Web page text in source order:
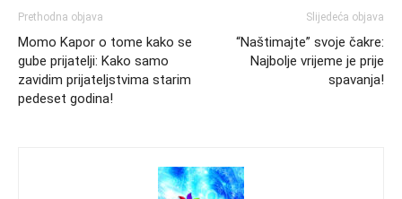
Prethodna objava
Momo Kapor o tome kako se
gube prijatelji: Kako samo
zavidim prijateljstvima starim
pedeset godina!
Slijedeća objava
“Naštimajte” svoje čakre:
Najbolje vrijeme je prije
spavanja!